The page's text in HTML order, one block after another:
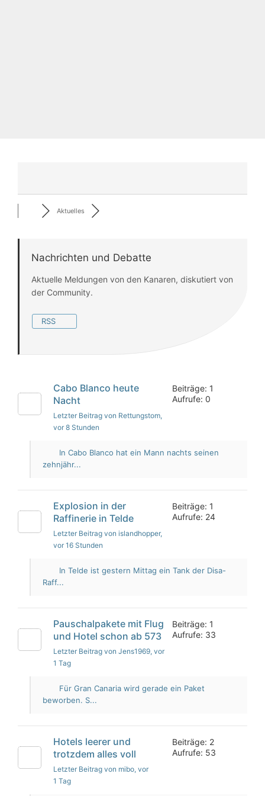
Aktuelles
Nachrichten und Debatte
Aktuelle Meldungen von den Kanaren, diskutiert von
der Community.
RSS
Cabo Blanco heute
Nacht
Letzter Beitrag von Rettungstom,
vor 8 Stunden
Beiträge: 1
Aufrufe: 0
In Cabo Blanco hat ein Mann nachts seinen
zehnjähr...
Explosion in der
Raffinerie in Telde
Letzter Beitrag von islandhopper,
vor 16 Stunden
Beiträge: 1
Aufrufe: 24
In Telde ist gestern Mittag ein Tank der Disa-
Raff...
Pauschalpakete mit Flug
und Hotel schon ab 573
Letzter Beitrag von Jens1969, vor
1 Tag
Beiträge: 1
Aufrufe: 33
Für Gran Canaria wird gerade ein Paket
beworben. S...
Hotels leerer und
trotzdem alles voll
Letzter Beitrag von mibo, vor
1 Tag
Beiträge: 2
Aufrufe: 53